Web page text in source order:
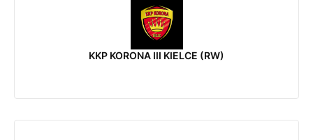
KKP KORONA III KIELCE (RW)